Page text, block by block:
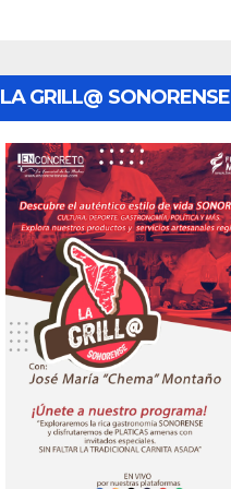
LA GRILL@ SONORENSE